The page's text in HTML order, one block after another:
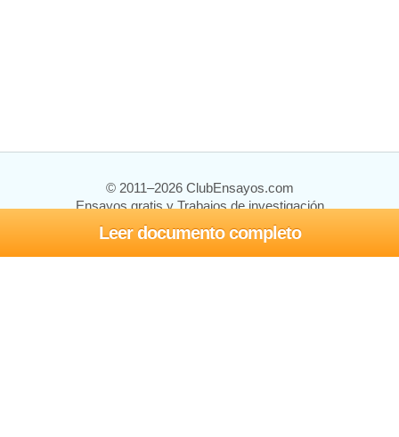
Leer documento completo
© 2011–2026 ClubEnsayos.com
Ensayos gratis y Trabajos de investigación